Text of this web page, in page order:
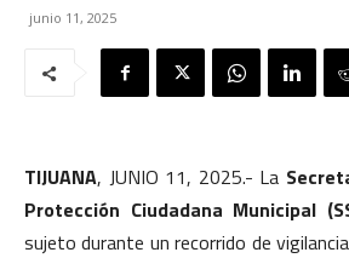
junio 11, 2025
TIJUANA, JUNIO 11, 2025.- La
Protección Ciudadana Municipal
sujeto durante un recorrido de